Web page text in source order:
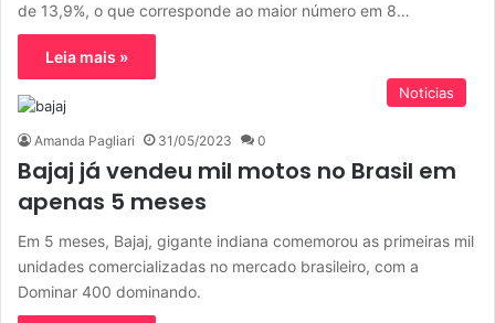
de 13,9%, o que corresponde ao maior número em 8…
Leia mais »
Noticias
Amanda Pagliari 31/05/2023 0
Bajaj já vendeu mil motos no Brasil em
apenas 5 meses
Em 5 meses, Bajaj, gigante indiana comemorou as primeiras mil
unidades comercializadas no mercado brasileiro, com a
Dominar 400 dominando.